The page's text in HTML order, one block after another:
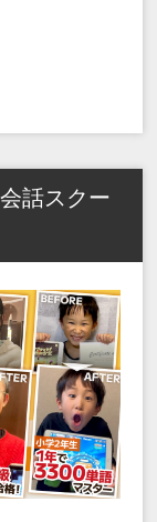
話スクー